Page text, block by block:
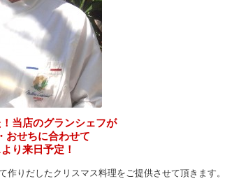
当店のグランシェフが
おせちに合わせて
り来日予定！
りだしたクリスマス料理をご提供させて頂きます。